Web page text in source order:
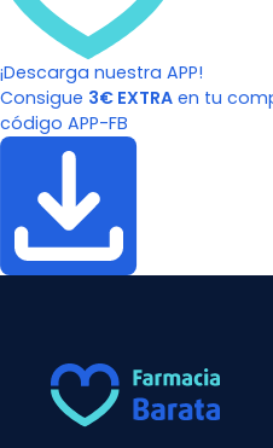
¡Descarga nuestra APP!
Consigue 3€ EXTRA en tu
código APP-FB